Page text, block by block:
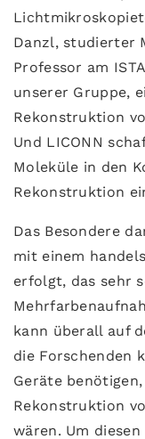
Danzl, studierter
Professor am
unserer Gruppe,
Rekonstruktion
Und LICONN
Moleküle in den
Rekonstruktion
Das Besondere
mit einem
erfolgt, das sehr
kann überall auf
die Forschenden
Geräte
Rekonstruktion
wären. Um